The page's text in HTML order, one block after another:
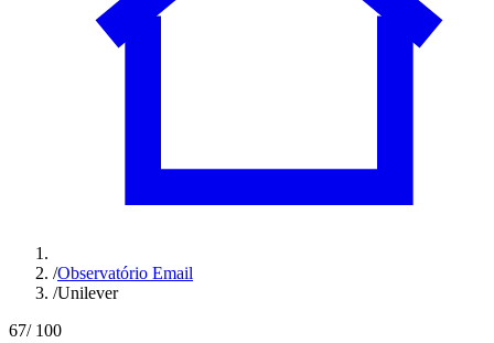
/Observatório Email
/Unilever
67/ 100